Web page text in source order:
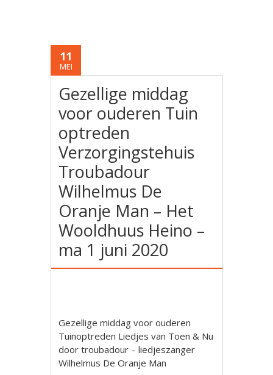
11
MEI
Gezellige middag
voor ouderen Tuin
optreden
Verzorgingstehuis
Troubadour
Wilhelmus De
Oranje Man – Het
Wooldhuus Heino –
ma 1 juni 2020
Gezellige middag voor ouderen
Tuinoptreden Liedjes van Toen & Nu
door troubadour – liedjeszanger
Wilhelmus De Oranje Man